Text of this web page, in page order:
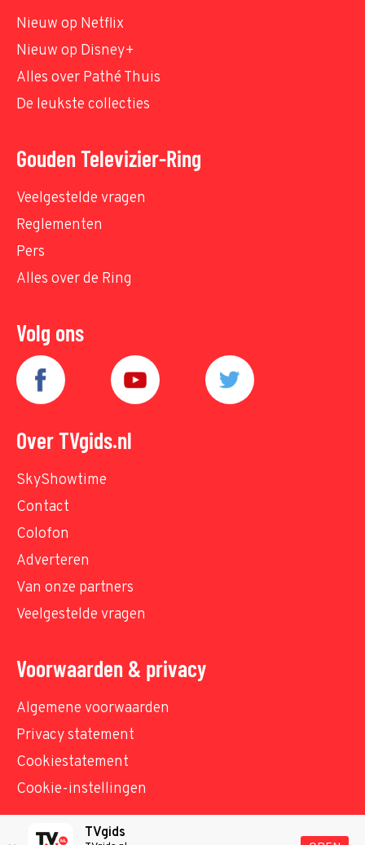
Nieuw op Netflix
Nieuw op Disney+
Alles over Pathé Thuis
De leukste collecties
Gouden Televizier-Ring
Veelgestelde vragen
Reglementen
Pers
Alles over de Ring
Volg ons
Over TVgids.nl
SkyShowtime
Contact
Colofon
Adverteren
Van onze partners
Veelgestelde vragen
Voorwaarden & privacy
Algemene voorwaarden
Privacy statement
Cookiestatement
Cookie-instellingen
TVgids